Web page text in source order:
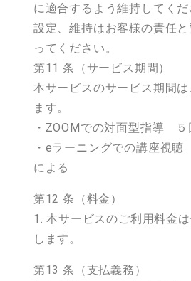
に適合するよう維持してく
設定、維持はお客様の責任
ってください。
第11 条（サービス期間）
本サービスのサービス期間
ます。
・ZOOMでの対面型指導 ５
・eラーニングでの講座視
による
第12 条（料金）
1. 本サービスのご利用料金
します。
第13 条（支払義務）